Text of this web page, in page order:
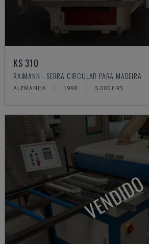
KS 310
RAIMANN - SERRA CIRCULAR PARA MADEIRA
ALEMANHA 1998 5.000 HRS
VENDIDO